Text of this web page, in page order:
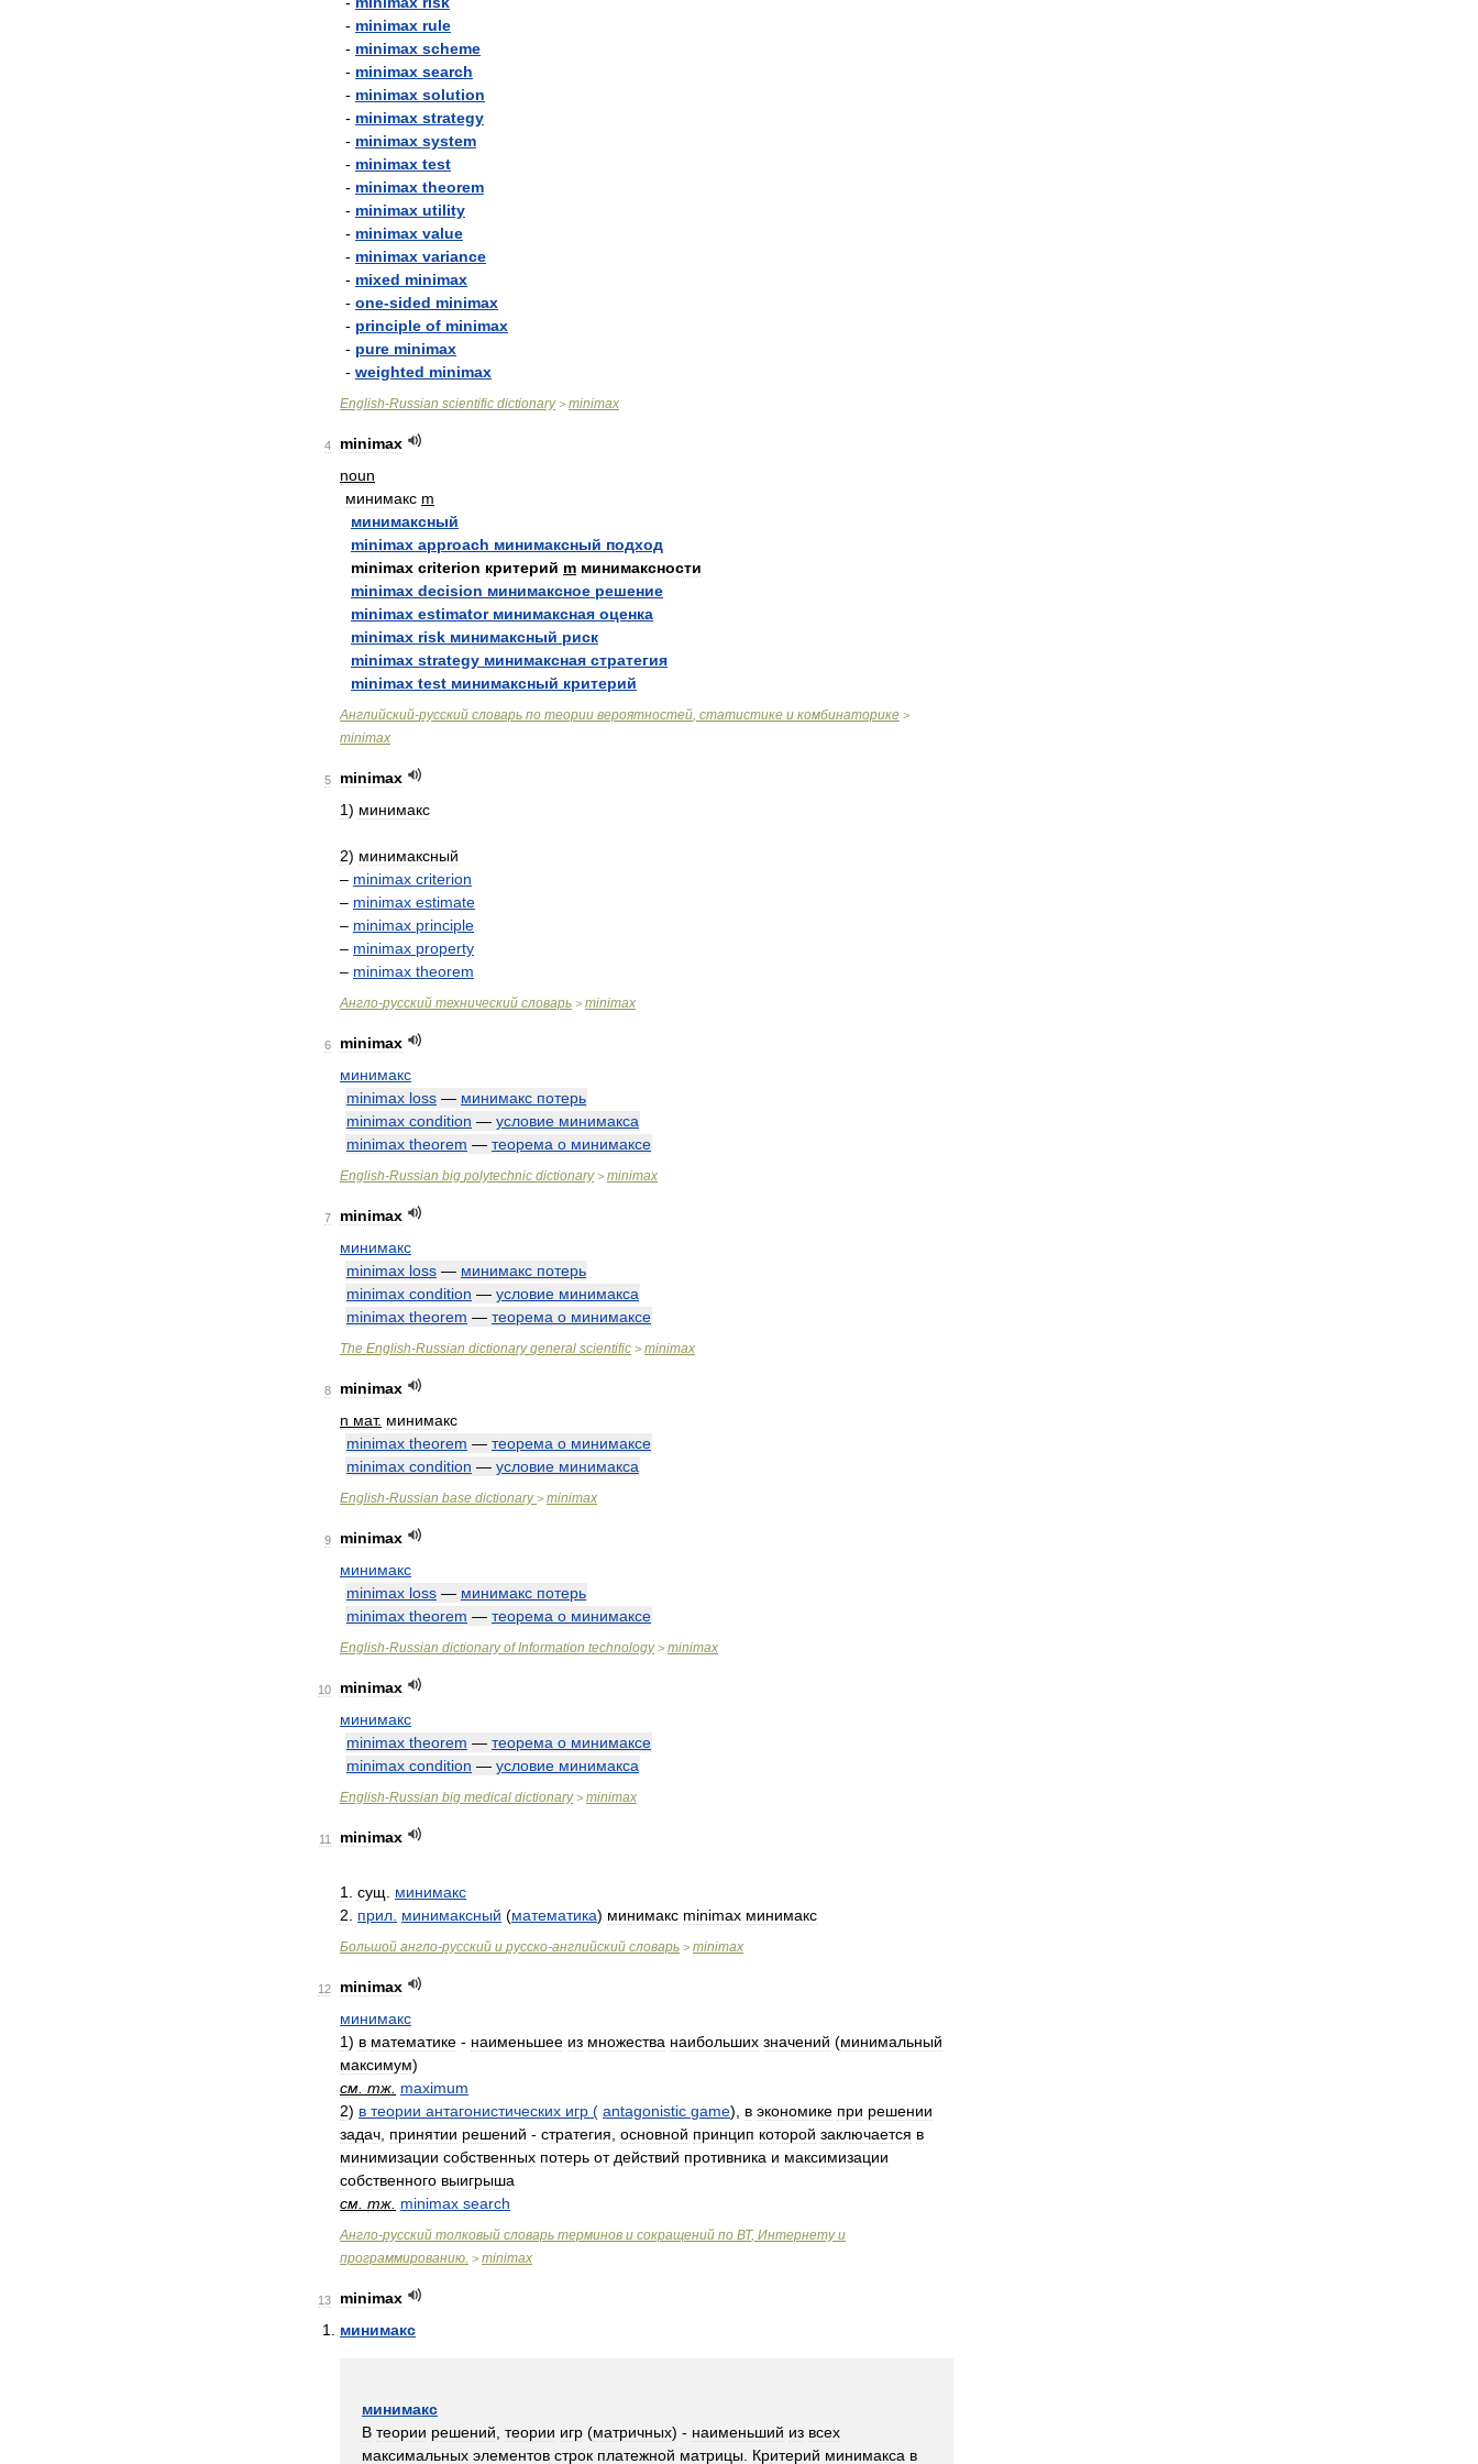
- minimax rule
- minimax scheme
- minimax search
- minimax solution
- minimax strategy
- minimax system
- minimax test
- minimax theorem
- minimax utility
- minimax value
- minimax variance
- mixed minimax
- one-sided minimax
- principle of minimax
- pure minimax
- weighted minimax
English-Russian scientific dictionary> minimax
4
minimax
noun
минимакс m
минимаксный
minimax approach минимаксный подход
minimax criterion критерий m минимаксности
minimax decision минимаксное решение
minimax estimator минимаксная оценка
minimax risk минимаксный риск
minimax strategy минимаксная стратегия
minimax test минимаксный критерий
Английский-русский словарь по теории вероятностей, статистике и комбинаторике >
minimax
5
minimax
1) минимакс
2) минимаксный
– minimax criterion
– minimax estimate
– minimax principle
– minimax property
– minimax theorem
Англо-русский технический словарь > minimax
6
minimax
минимакс
minimax loss — минимакс потерь
minimax condition — условие минимакса
minimax theorem — теорема о минимаксе
English-Russian big polytechnic dictionary> minimax
7
minimax
минимакс
minimax loss — минимакс потерь
minimax condition — условие минимакса
minimax theorem — теорема о минимаксе
The English-Russian dictionary general scientific > minimax
8
minimax
n мат. минимакс
minimax theorem — теорема о минимаксе
minimax condition — условие минимакса
English-Russian base dictionary > minimax
9
minimax
минимакс
minimax loss — минимакс потерь
minimax theorem — теорема о минимаксе
English-Russian dictionary of Information technology> minimax
10
minimax
минимакс
minimax theorem — теорема о минимаксе
minimax condition — условие минимакса
English-Russian big medical dictionary> minimax
11 minimax
1 сущ
минимакс
2
прил минимаксный (математика) минимакс minimax минимакс
Большой англо-русский и русско-английский словарь > minimax
12
minimax
минимакс
1) в математике - наименьшее из множества наибольших значений (минимальный
максимум)
см тж maximum
2) в теории антагонистических игр ( antagonistic game), в экономике при решении
задач принятии решений - стратегия основной принцип которой заключается в
минимизации собственных потерь от действий противника и максимизации
собственного выигрыша
см тж minimax search
Англо-русский толковый словарь терминов и сокращений по ВТ, Интернету и
программированию. > minimax
13
minimax
минимакс
минимакс
В теории решений теории игр (матричных) - наименьший из всех
максимальных элементов строк платежной матрицы Критерий минимакса в